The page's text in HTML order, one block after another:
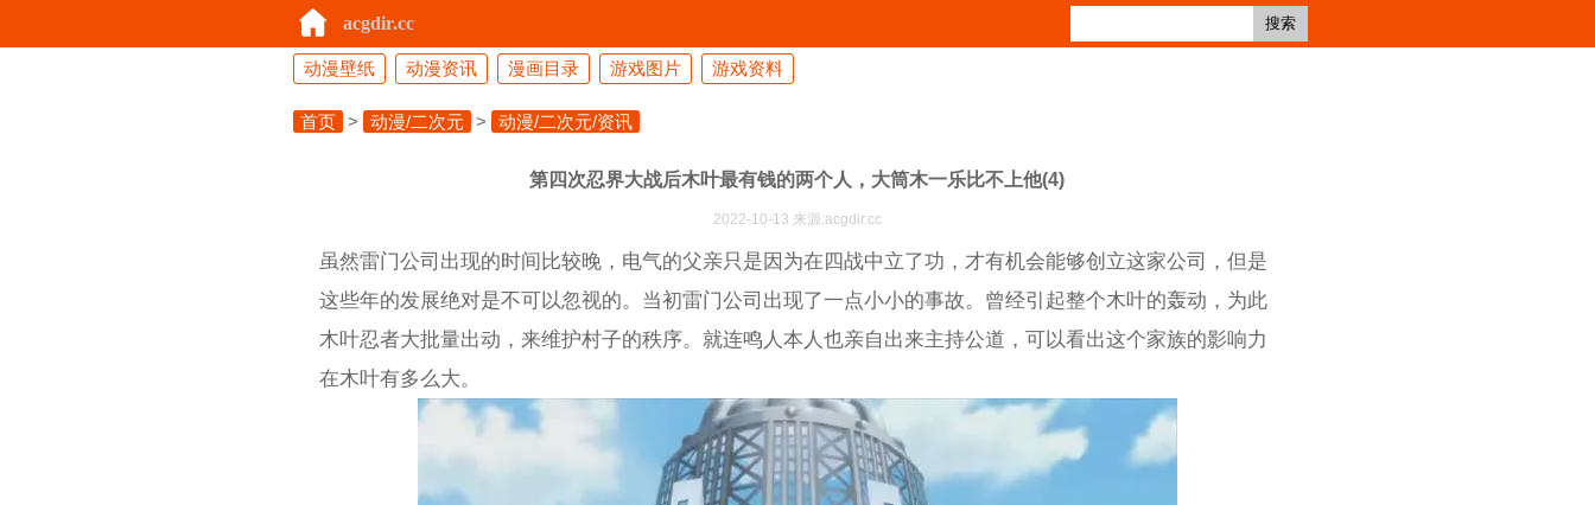
acgdir.cc 搜索
动漫壁纸 动漫资讯 漫画目录 游戏图片 游戏资料
首页 > 动漫/二次元 > 动漫/二次元/资讯
第四次忍界大战后木叶最有钱的两个人，大筒木一乐比不上他(4)
2022-10-13 来源:acgdir.cc
虽然雷门公司出现的时间比较晚，电气的父亲只是因为在四战中立了功，才有机会能够创立这家公司，但是
这些年的发展绝对是不可以忽视的。当初雷门公司出现了一点小小的事故。曾经引起整个木叶的轰动，为此
木叶忍者大批量出动，来维护村子的秩序。就连鸣人本人也亲自出来主持公道，可以看出这个家族的影响力
在木叶有多么大。